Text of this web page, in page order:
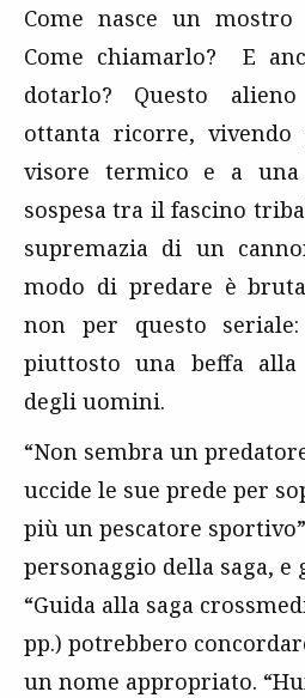
Come nasce un
Come chiamarlo? E
dotarlo? Questo
ottanta ricorre, vivendo
visore termico e a una
sospesa tra il fascino
supremazia di un
modo di predare è
non per questo
piuttosto una beffa
degli uomini.
“Non sembra un
uccide le sue prede per
più un pescatore
personaggio della saga,
“Guida alla saga
pp.) potrebbero
un nome appropriato.